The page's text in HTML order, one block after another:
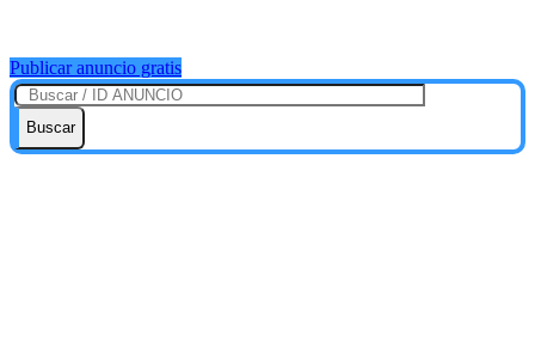
Publicar anuncio gratis
Buscar